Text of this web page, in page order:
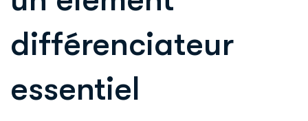
différenciateur
essentiel